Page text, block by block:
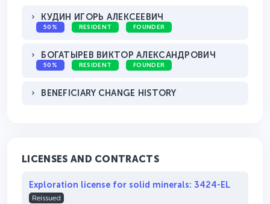
КУДИН ИГОРЬ АЛЕКСЕЕВИЧ
50% RESIDENT FOUNDER
БОГАТЫРЕВ ВИКТОР АЛЕКСАНДРОВИЧ
50% RESIDENT FOUNDER
BENEFICIARY CHANGE HISTORY
LICENSES AND CONTRACTS
Exploration license for solid minerals: 3424-EL
Reissued